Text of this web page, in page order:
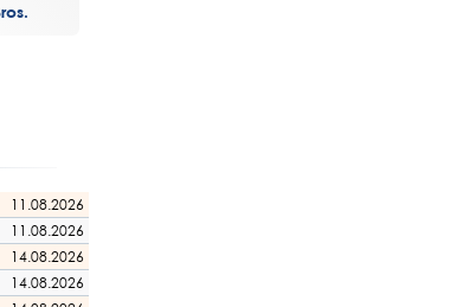
11.08.2026
11.08.2026
14.08.2026
14.08.2026